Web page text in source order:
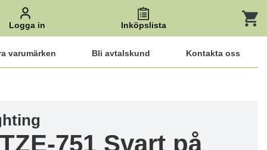
Logga in Inköpslista
varumärken Bli avtalskund Kontakta oss
751 Svart på